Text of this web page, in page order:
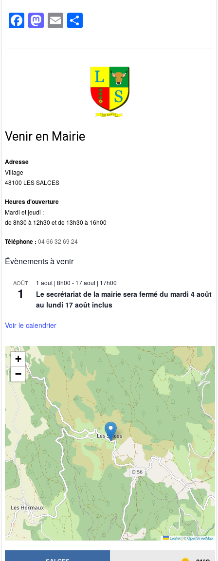
F
c
k
M
st
E
ailta
g
er
Venir en Mairie
Adresse
Village
48100 LES SALCES
Heures d’ouverture
Mardi et jeudi :
de 8h30 à 12h30 et de 13h30 à 16h00
Téléphone : 04 66 32 69 24
Évènements à venir
AOÛT
1
1 août | 8h00 - 17 août | 17h00
Le secrétariat de la mairie sera fermé du mardi 4 août
au lundi 17 août inclus
Voir le calendrier
+
−
Leaflet |©OpenStreetMap